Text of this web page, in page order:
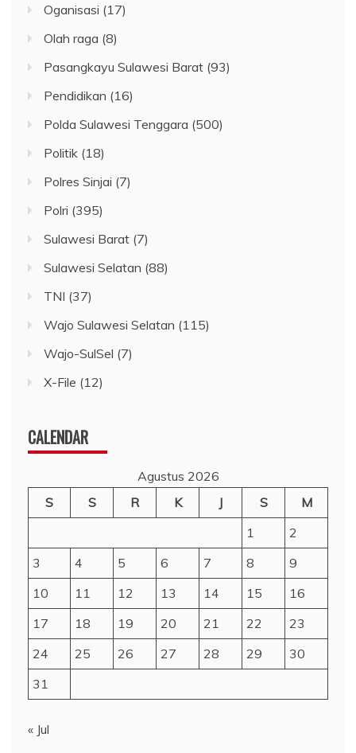
Oganisasi (17)
Olah raga (8)
Pasangkayu Sulawesi Barat (93)
Pendidikan (16)
Polda Sulawesi Tenggara (500)
Politik (18)
Polres Sinjai (7)
Polri (395)
Sulawesi Barat (7)
Sulawesi Selatan (88)
TNI (37)
Wajo Sulawesi Selatan (115)
Wajo-SulSel (7)
X-File (12)
CALENDAR
Agustus 2026
S
S R K J S
M
1
2
3
4 5 6 7 8
9
10
11 12 13 14 15
16
17
18 19 20 21 22
23
24
25 26 27 28 29
30
31
« Jul